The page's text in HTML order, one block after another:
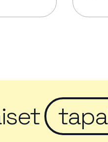
Kesän rukoushetketLue